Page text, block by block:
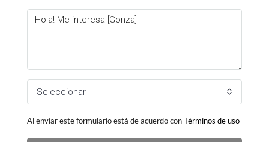
Seleccionar
Al enviar este formulario está de acuerdo conTérminos de uso